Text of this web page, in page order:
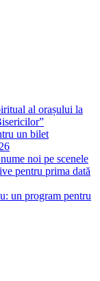
al orașului la
un bilet
noi pe scenele
pentru prima dată
un program pentru